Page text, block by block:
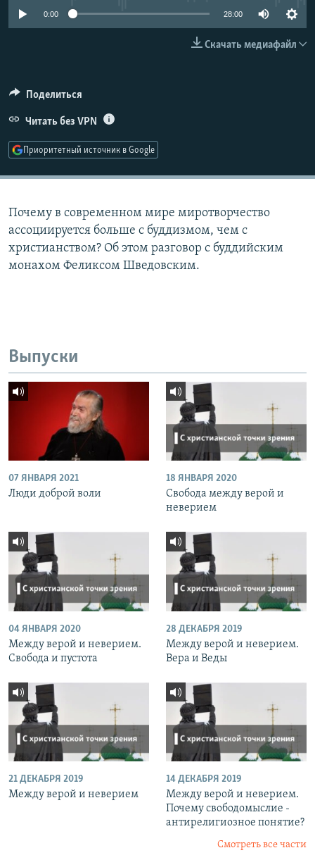
РАСПИСАНИЕ ВЕЩАНИЯ
0:00 28:00
Скачать медиафайл
Поделиться
Читать без VPN
Приоритетный источник в Google
Почему в современном мире миротворчество
ассоциируется больше с буддизмом, чем с
христианством? Об этом разговор с буддийским
монахом Феликсом Шведовским.
Выпуски
07 ЯНВАРЯ 2021
Люди доброй воли
18 ЯНВАРЯ 2020
Свобода между верой и
неверием
04 ЯНВАРЯ 2020
Между верой и неверием.
Свобода и пустота
28 ДЕКАБРЯ 2019
Между верой и неверием.
Вера и Веды
21 ДЕКАБРЯ 2019
Между верой и неверием
14 ДЕКАБРЯ 2019
Между верой и неверием.
Почему свободомыслие -
антирелигиозное понятие?
Смотреть все части